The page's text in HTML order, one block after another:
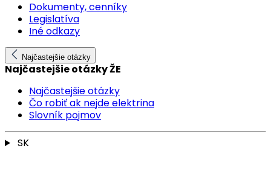
Dokumenty, cenníky
Legislatíva
Iné odkazy
Najčastejšie otázky
Najčastejšie otázky ŽE
Najčastejšie otázky
Čo robiť ak nejde elektrina
Slovník pojmov
SK